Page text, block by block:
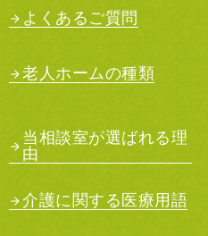
よくあるご質問
老人ホームの種類
当相談室が選ばれる理
由
介護に関する医療用語